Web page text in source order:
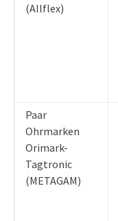
(Allflex)
Paar
Ohrmarken
Orimark-
Tagtronic
(METAGAM)